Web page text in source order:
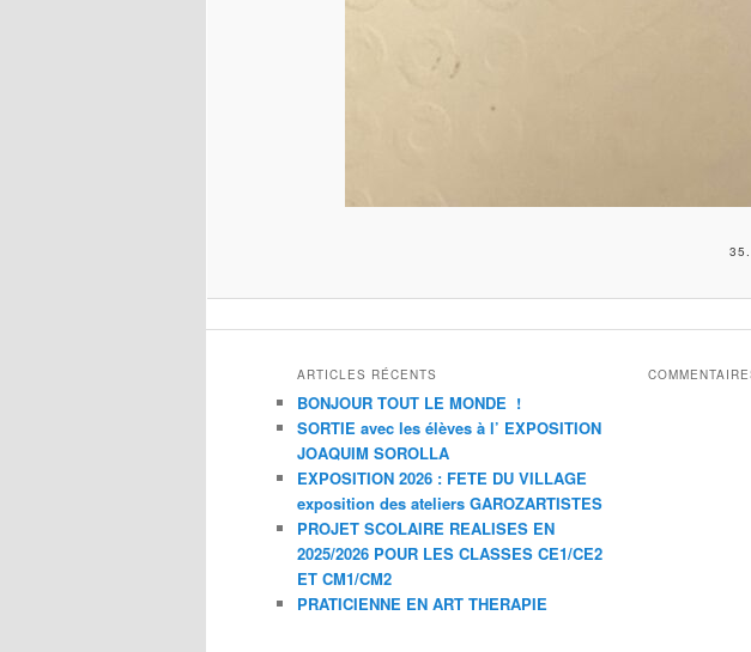
ARTICLES RÉCENTS
BONJOUR TOUT LE MONDE !
SORTIE avec les élèves à l’ EXPOSITION
JOAQUIM SOROLLA
EXPOSITION 2026 : FETE DU VILLAGE
exposition des ateliers GAROZARTISTES
PROJET SCOLAIRE REALISES EN
2025/2026 POUR LES CLASSES CE1/CE2
ET CM1/CM2
PRATICIENNE EN ART THERAPIE